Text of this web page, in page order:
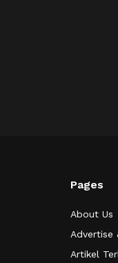
Pages
About Us
Advertise
Artikel